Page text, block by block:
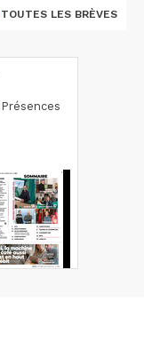
TOUTES LES BRÈVES